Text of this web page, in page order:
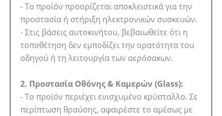
- Το προϊόν προορίζεται αποκλειστικά για την
προστασία ή στήριξη ηλεκτρονικών συσκευών.
- Στις βάσεις αυτοκινήτου, βεβαιωθείτε ότι η
τοποθέτηση δεν εμποδίζει την ορατότητα του
οδηγού ή τη λειτουργία των αερόσακων.
2. Προστασία Οθόνης & Καμερών (Glass):
- Το προϊόν περιέχει ενισχυμένο κρύσταλλο. Σε
περίπτωση θραύσης, αφαιρέστε το αμέσως με